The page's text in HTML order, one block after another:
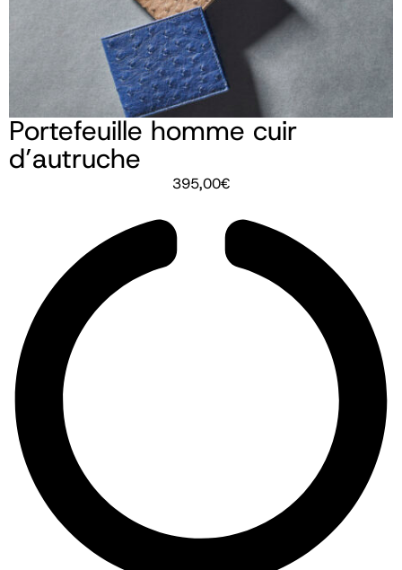
Portefeuille homme cuir
d’autruche
395,00€